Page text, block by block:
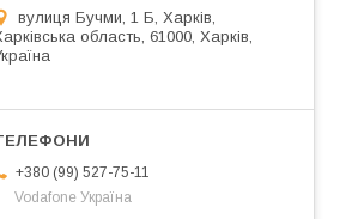
вулиця Бучми, 1 Б, Харків,
область, 61000, Харків,
+380 (99) 527-75-11
Vodafone Україна